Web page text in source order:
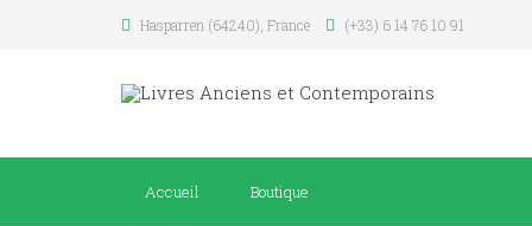
Hasparren (64240), France (+33) 6 14 76 10 91
Accueil Boutique